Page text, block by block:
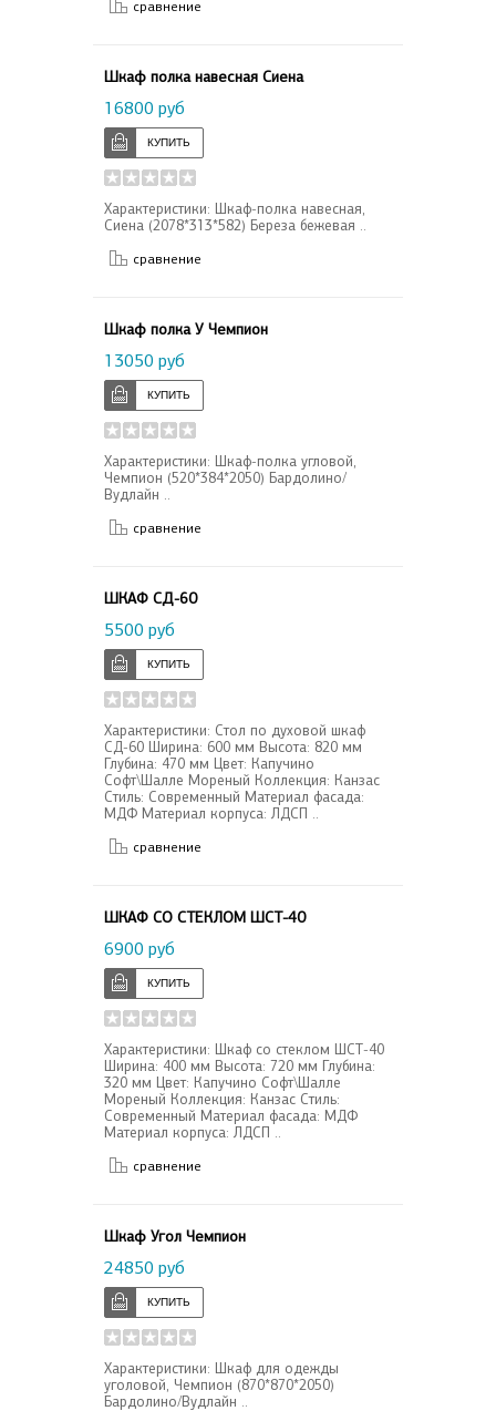
сравнение
Шкаф полка навесная Сиена
16800 руб
Характеристики: Шкаф-полка навесная,
Сиена (2078*313*582) Береза бежевая ..
сравнение
Шкаф полка У Чемпион
13050 руб
Характеристики: Шкаф-полка угловой,
Чемпион (520*384*2050) Бардолино/
Вудлайн ..
сравнение
ШКАФ СД-60
5500 руб
Характеристики: Стол по духовой шкаф
СД-60 Ширина: 600 мм Высота: 820 мм
Глубина: 470 мм Цвет: Капучино
Софт\Шалле Мореный Коллекция: Канзас
Стиль: Современный Материал фасада:
МДФ Материал корпуса: ЛДСП ..
сравнение
ШКАФ СО СТЕКЛОМ ШСТ-40
6900 руб
Характеристики: Шкаф со стеклом ШСТ-40
Ширина: 400 мм Высота: 720 мм Глубина:
320 мм Цвет: Капучино Софт\Шалле
Мореный Коллекция: Канзас Стиль:
Современный Материал фасада: МДФ
Материал корпуса: ЛДСП ..
сравнение
Шкаф Угол Чемпион
24850 руб
Характеристики: Шкаф для одежды
уголовой, Чемпион (870*870*2050)
Бардолино/Вудлайн ..